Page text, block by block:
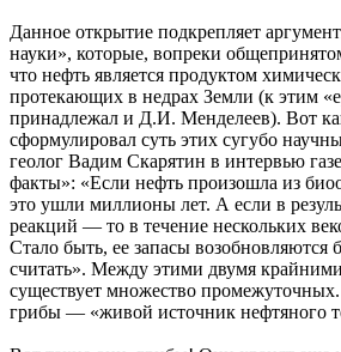
Данное открытие подкрепляет
науки», которые, вопреки
что нефть является продуктом
протекающих в недрах Земли (к этим
принадлежал и Д.И. Менделеев). Вот
сформулировал суть этих сугубо
геолог Вадим Скарятин в интервью
факты»: «Если нефть произошла из
это ушли миллионы лет. А если в
реакций — то в течение нескольких
Стало быть, ее запасы возобновляются
считать». Между этими двумя
существует множество
грибы — «живой источник нефтяного